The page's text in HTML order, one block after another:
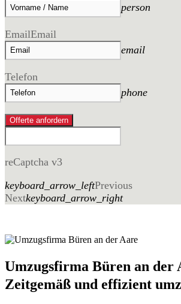
person
EmailEmail
email
Telefon
phone
Offerte anfordern
reCaptcha v3
keyboard_arrow_leftPrevious
Nextkeyboard_arrow_right
Umzugsfirma Büren an der
Zeitgemäß und effizient